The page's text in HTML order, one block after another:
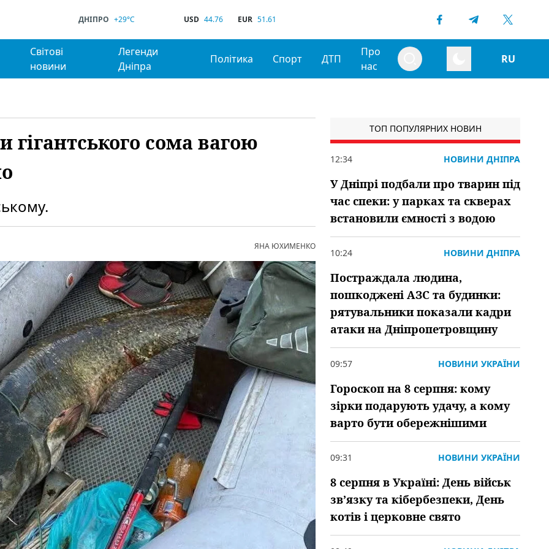
ДНІПРО +29°C USD 44.76 EUR 51.61
Світові
новини
Легенди
Дніпра
Політика Спорт ДТП
Про
нас
RU
сома вагою
ЯНА ЮХИМЕНКО
ТОП ПОПУЛЯРНИХ НОВИН
12:34 НОВИНИ ДНІПРА
У Дніпрі подбали про тварин під
час спеки: у парках та скверах
встановили ємності з водою
10:24 НОВИНИ ДНІПРА
Постраждала людина,
пошкоджені АЗС та будинки:
рятувальники показали кадри
атаки на Дніпропетровщину
09:57 НОВИНИ УКРАЇНИ
Гороскоп на 8 серпня: кому
зірки подарують удачу, а кому
варто бути обережнішими
09:31 НОВИНИ УКРАЇНИ
8 серпня в Україні: День військ
зв’язку та кібербезпеки, День
котів і церковне свято